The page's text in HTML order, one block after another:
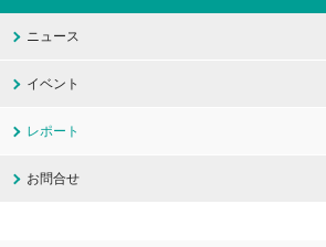
ニュース
イベント
レポート
お問合せ